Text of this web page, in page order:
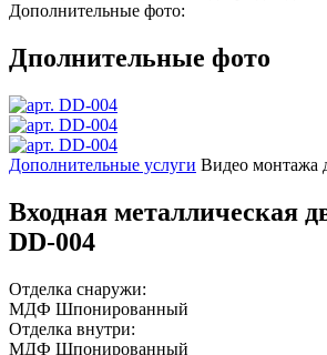
Дополнительные фото:
Дполнительные фото
Дополнительные услуги Видео монтажа
Входная металлическая
DD-004
Отделка снаружи:
МДФ Шпонированный
Отделка внутри:
МДФ Шпонированный